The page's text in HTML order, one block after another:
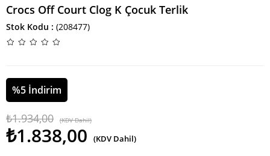
Crocs Off Court Clog K Çocuk Terlik
Stok Kodu (208477)
%5 İndirim
₺1.934,00 (KDV Dahil)
₺1.838,00 (KDV Dahil)